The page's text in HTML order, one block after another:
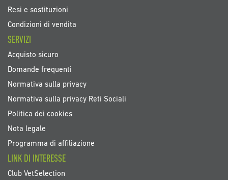
Resi e sostituzioni
Condizioni di vendita
SERVIZI
Acquisto sicuro
Domande frequenti
Normativa sulla privacy
Normativa sulla privacy Reti Sociali
Politica dei cookies
Nota legale
Programma di affiliazione
LINK DI INTERESSE
Club VetSelection